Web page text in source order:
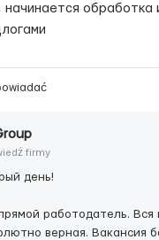
обработка
firmy
день!
работодатель.
верная. Вакансия